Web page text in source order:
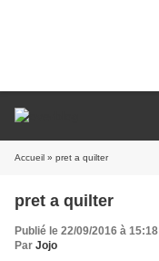
Accueil » pret a quilter
pret a quilter
Publié le 22/09/2016 à 15:18
Par Jojo